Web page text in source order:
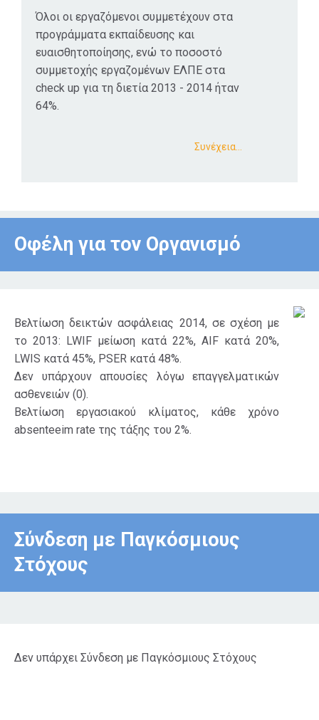
Όλοι οι εργαζόμενοι συμμετέχουν στα
προγράμματα εκπαίδευσης και
ευαισθητοποίησης, ενώ το ποσοστό
συμμετοχής εργαζομένων ΕΛΠΕ στα
check up για τη διετία 2013 - 2014 ήταν
64%.
Συνέχεια…
Οφέλη για τον Οργανισμό
Βελτίωση δεικτών ασφάλειας 2014, σε σχέση με
το 2013: LWIF μείωση κατά 22%, AIF κατά 20%,
LWIS κατά 45%, PSER κατά 48%.
Δεν υπάρχουν απουσίες λόγω επαγγελματικών
ασθενειών (0).
Βελτίωση εργασιακού κλίματος, κάθε χρόνο
absenteeim rate της τάξης του 2%.
Σύνδεση με Παγκόσμιους
Στόχους
Δεν υπάρχει Σύνδεση με Παγκόσμιους Στόχους